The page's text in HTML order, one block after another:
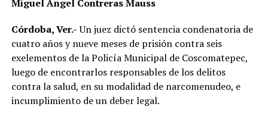
motociclistas a conducir con precaución, respetar los
límites de velocidad y aumentar la distancia de
seguridad entre vehículos, especialmente durante la
temporada de lluvias, cuando el riesgo de accidentes se
incrementa en las carreteras de la región.
La circulación en la zona se vio afectada por algunos
minutos mientras se realizaban las labores de auxilio y el
Miguel Ángel Contreras Mauss
Córdoba, Ver.-Un juez dictó sentencia condenatoria de
cuatro años y nueve meses de prisión contra seis
exelementos de la Policía Municipal de Coscomatepec,
luego de encontrarlos responsables de los delitos
contra la salud, en su modalidad de narcomenudeo, e
incumplimiento de un deber legal.